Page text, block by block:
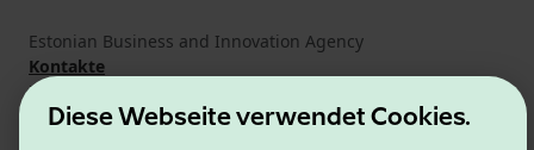
Diese Webseite verwendet Cookies.
Estonian Business and Innovation Agency
Kontakte
Kooperationspartner
Nutzungsbedingungen